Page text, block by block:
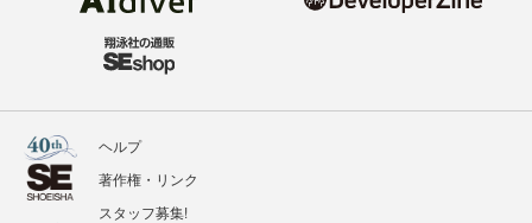
ヘルプ
著作権・リンク
スタッフ募集!